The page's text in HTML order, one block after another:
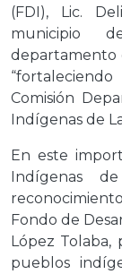
(FDI), Lic.
municipio
departamento
Comisión
Indígenas de
En este
Indígenas
Fondo de
López
pueblos